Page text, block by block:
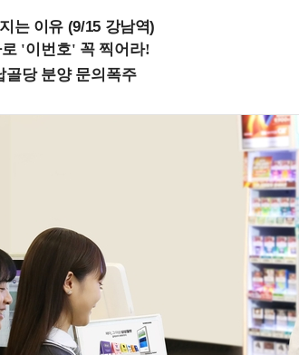
는 이유 (9/15 강남역)